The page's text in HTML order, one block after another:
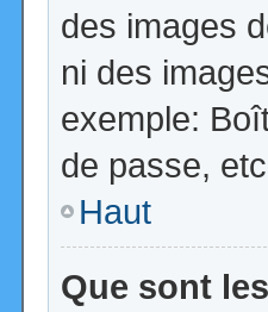
des images
ni des
exemple:
de passe,
Haut
Que sont